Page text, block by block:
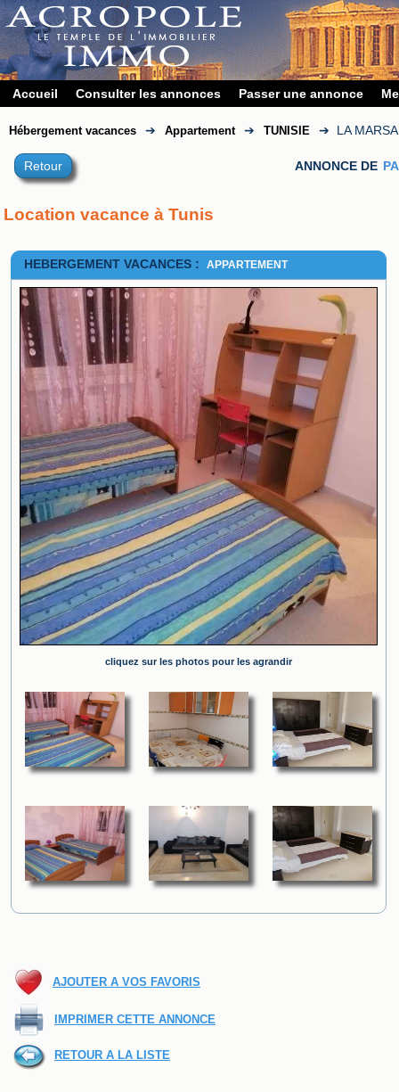
Accueil Consulter les annonces Passer une annonce
Hébergement vacances ➔ Appartement ➔ TUNISIE ➔ LA MARSA
Retour ANNONCE DE
Location vacance à Tunis
HEBERGEMENT VACANCES : APPARTEMENT
cliquez sur les photos pour les agrandir
AJOUTER A VOS FAVORIS
IMPRIMER CETTE ANNONCE
RETOUR A LA LISTE